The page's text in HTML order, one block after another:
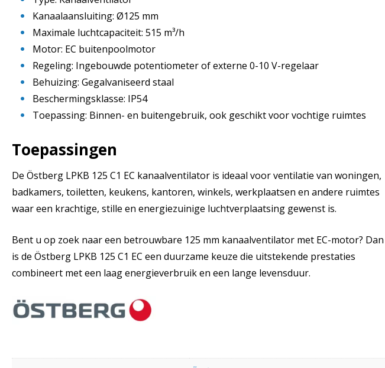
Kanaalaansluiting: Ø125 mm
Maximale luchtcapaciteit: 515 m³/h
Motor: EC buitenpoolmotor
Regeling: Ingebouwde potentiometer of externe 0-10 V-regelaar
Behuizing: Gegalvaniseerd staal
Beschermingsklasse: IP54
Toepassing: Binnen- en buitengebruik, ook geschikt voor vochtige ruimtes
Toepassingen
De Östberg LPKB 125 C1 EC kanaalventilator is ideaal voor ventilatie van woningen,
badkamers, toiletten, keukens, kantoren, winkels, werkplaatsen en andere ruimtes
waar een krachtige, stille en energiezuinige luchtverplaatsing gewenst is.
Bent u op zoek naar een betrouwbare 125 mm kanaalventilator met EC-motor? Dan
is de Östberg LPKB 125 C1 EC een duurzame keuze die uitstekende prestaties
combineert met een laag energieverbruik en een lange levensduur.